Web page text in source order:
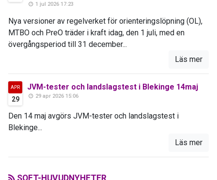
1 jul 2026 17:23
Nya versioner av regelverket för orienteringslöpning (OL),
MTBO och PreO träder i kraft idag, den 1 juli, med en
övergångsperiod till 31 december...
Läs mer
APR
29
JVM-tester och landslagstest i Blekinge 14maj
29 apr 2026 15:06
Den 14 maj avgörs JVM-tester och landslagstest i
Blekinge...
Läs mer
SOFT-HUVUDNYHETER